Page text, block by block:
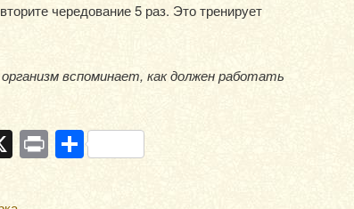
чередование 5 раз. Это тренирует
вспоминает, как должен работать
X PrintОтправить